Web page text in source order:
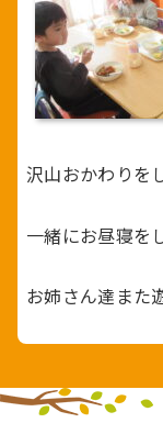
沢山おかわりを
一緒にお昼寝を
お姉さん達ま